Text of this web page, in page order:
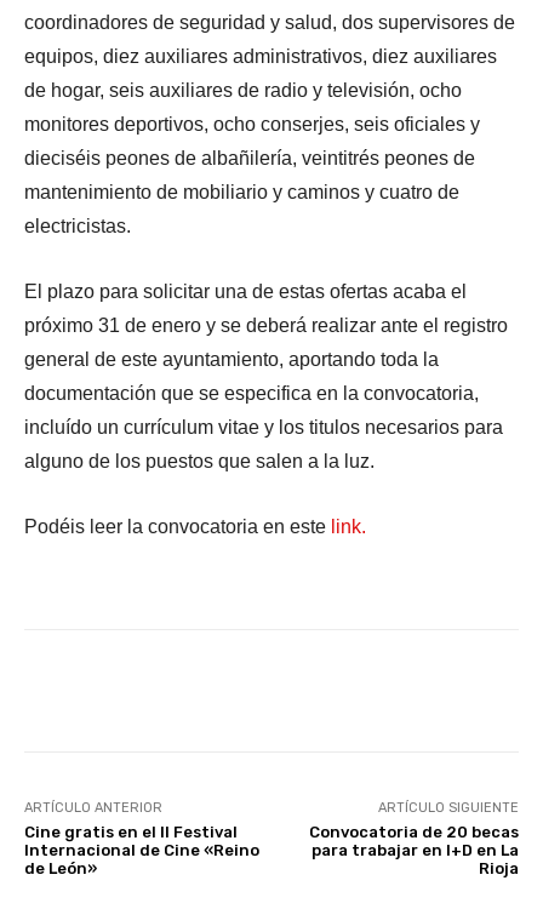
coordinadores de seguridad y salud, dos supervisores de
equipos, diez auxiliares administrativos, diez auxiliares
de hogar, seis auxiliares de radio y televisión, ocho
monitores deportivos, ocho conserjes, seis oficiales y
dieciséis peones de albañilería, veintitrés peones de
mantenimiento de mobiliario y caminos y cuatro de
electricistas.
El plazo para solicitar una de estas ofertas acaba el
próximo 31 de enero y se deberá realizar ante el registro
general de este ayuntamiento, aportando toda la
documentación que se especifica en la convocatoria,
incluído un currículum vitae y los titulos necesarios para
alguno de los puestos que salen a la luz.
Podéis leer la convocatoria en este link.
ARTÍCULO ANTERIOR
Cine gratis en el II Festival
Internacional de Cine «Reino
de León»
ARTÍCULO SIGUIENTE
Convocatoria de 20 becas
para trabajar en I+D en La
Rioja